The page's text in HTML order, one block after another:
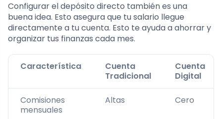
Configurar el depósito directo también es una
buena idea. Esto asegura que tu salario llegue
directamente a tu cuenta. Esto te ayuda a ahorrar y
organizar tus finanzas cada mes.
Característica
Cuenta
Tradicional
Cuenta
Digital
Comisiones
mensuales
Altas Cero